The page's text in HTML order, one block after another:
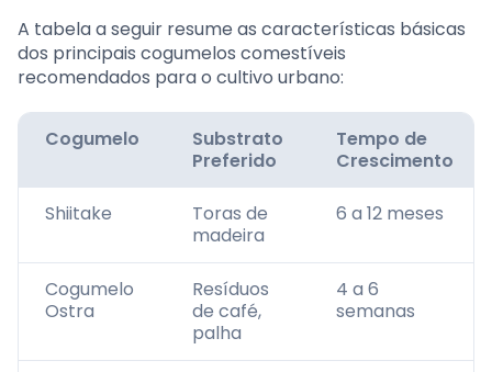
A tabela a seguir resume as características básicas
dos principais cogumelos comestíveis
recomendados para o cultivo urbano:
Cogumelo
Substrato
Preferido
Tempo de
Crescimento
Shiitake
Toras de
madeira
6 a 12 meses
Cogumelo
Ostra
Resíduos
de café,
palha
4 a 6
semanas